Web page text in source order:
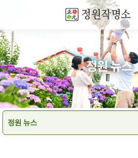
정원 뉴스